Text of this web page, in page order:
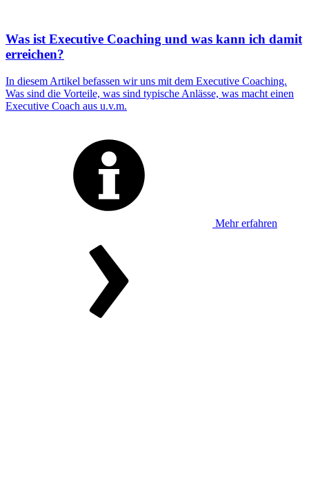
Was ist Executive Coaching und was kann ich damit
erreichen?
In diesem Artikel befassen wir uns mit dem Executive Coaching.
Was sind die Vorteile, was sind typische Anlässe, was macht einen
Executive Coach aus u.v.m.
Mehr erfahren